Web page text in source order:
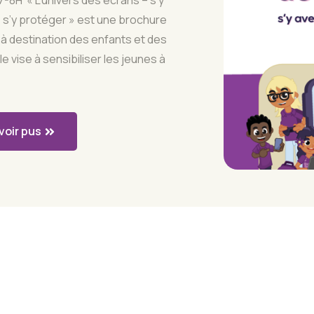
protéger » est une brochure
destination des enfants et des
vise à sensibiliser les jeunes à
pus